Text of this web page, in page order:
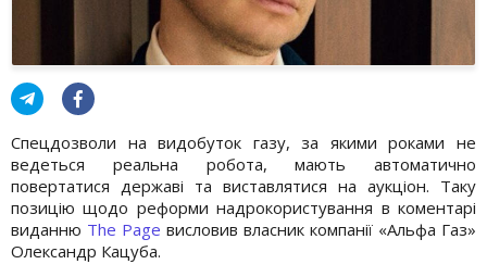
Спецдозволи на видобуток газу, за якими роками не
ведеться реальна робота, мають автоматично
повертатися державі та виставлятися на аукціон. Таку
позицію щодо реформи надрокористування в коментарі
виданню The Page висловив власник компанії «Альфа Газ»
Олександр Кацуба.